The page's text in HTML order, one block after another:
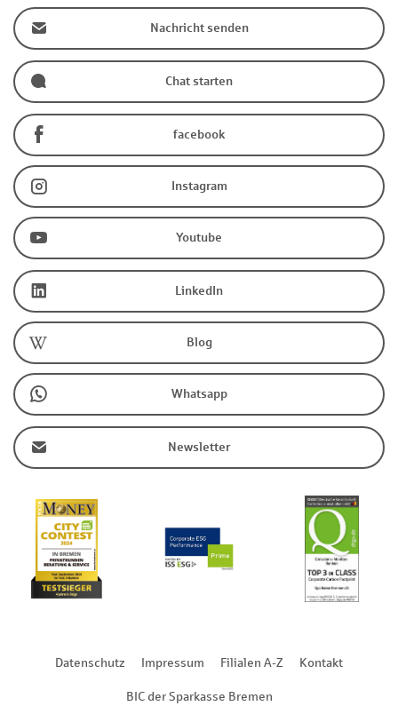
Nachricht senden
Chat starten
facebook
Instagram
Youtube
LinkedIn
Blog
Whatsapp
Newsletter
Datenschutz Impressum Filialen A-Z Kontakt
BIC der Sparkasse Bremen